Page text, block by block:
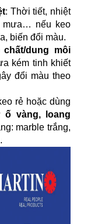
: Thời tiết, nhiệt
mưa… nếu keo
biến đổi màu.
dung môi
kém tinh khiết
đổi màu theo
rẻ hoặc dùng
ố vàng, loang
marble trắng,